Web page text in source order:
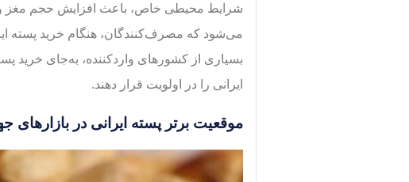
شرایط محیطی خاص، باعث افزایش حجم مغز
می‌شود که مصرف‌کنندگان، هنگام خرید پسته
بسیاری از کشورهای واردکننده، به‌جای خرید
ایرانی را در اولویت قرار دهند.
موقعیت برتر پسته ایرانی در بازارهای